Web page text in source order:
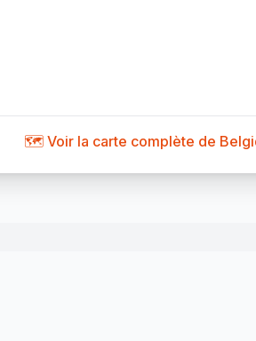
🗺️ Voir la carte complète de